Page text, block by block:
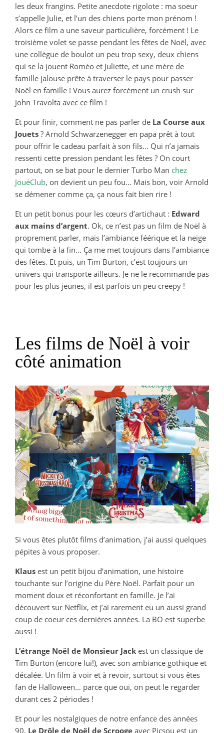
les deux frangins. Petite anecdote rigolote : ma soeur
s’appelle Julie, et l’un des chiens porte mon prénom !
Alors ce film a une saveur particulière, forcément ! Le
troisième volet se passe pendant les fêtes de Noël, avec
une collègue de boulot un peu trop sexy, deux chiens
qui se la jouent Roméo et Juliette, et une mère de
famille jalouse prête à traverser le pays pour passer
Noël en famille ! Vous aurez forcément un crush sur
John Travolta avec ce film !
Et pour finir, comment ne pas parler de La Course aux
Jouets ? Arnold Schwarzenegger en papa prêt à tout
pour offrir le cadeau parfait à son fils… Qui n’a jamais
ressenti cette pression pendant les fêtes ? On court
partout, on se bat pour le dernier Turbo Man chez
JouéClub, on devient un peu fou… Mais bon, voir Arnold
se démener comme ça, ça nous fait bien rire !
Et un petit bonus pour les cœurs d’artichaut : Edward
aux mains d’argent. Ok, ce n’est pas un film de Noël à
proprement parler, mais l’ambiance féérique et la neige
qui tombe à la fin… Ça me met toujours dans l’ambiance
des fêtes. Et puis, un Tim Burton, c’est toujours un
univers qui transporte ailleurs. Je ne le recommande pas
pour les plus jeunes, il est parfois un peu creepy !
Les films de Noël à voir
côté animation
Si vous êtes plutôt films d’animation, j’ai aussi quelques
pépites à vous proposer.
Klaus est un petit bijou d’animation, une histoire
touchante sur l’origine du Père Noël. Parfait pour un
moment doux et réconfortant en famille. Je l’ai
découvert sur Netflix, et j’ai rarement eu un aussi grand
coup de coeur ces dernières années. La BO est superbe
aussi !
L’étrange Noël de Monsieur Jack est un classique de
Tim Burton (encore lui!), avec son ambiance gothique et
décalée. Un film à voir et à revoir, surtout si vous êtes
fan de Halloween… parce que oui, on peut le regarder
durant ces 2 périodes !
Et pour les nostalgiques de notre enfance des années
90, Le Drôle de Noël de Scrooge avec Picsou est un